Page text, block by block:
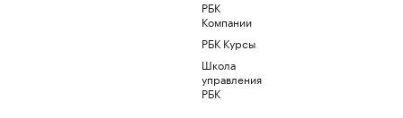
РБК
Компании
РБК Курсы
Школа
управления
РБК